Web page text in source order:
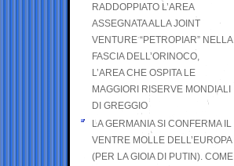
RADDOPPIATO L’AREA
ASSEGNATA ALLA JOINT
VENTURE “PETROPIAR” NELLA
FASCIA DELL’ORINOCO,
L’AREA CHE OSPITA LE
MAGGIORI RISERVE MONDIALI
DI GREGGIO
LA GERMANIA SI CONFERMA IL
VENTRE MOLLE DELL’EUROPA
(PER LA GIOIA DI PUTIN). COME